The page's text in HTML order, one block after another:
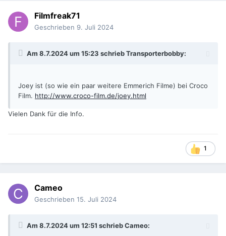
Filmfreak71
Geschrieben 9. Juli 2024
Am 8.7.2024 um 15:23 schriebTransporterbobby:
Joey ist (so wie ein paar weitere Emmerich Filme) bei Croco
Film. http://www.croco-film.de/joey.html
Vielen Dank für die Info.
1
Cameo
Geschrieben 15. Juli 2024
Am 8.7.2024 um 12:51 schriebCameo: